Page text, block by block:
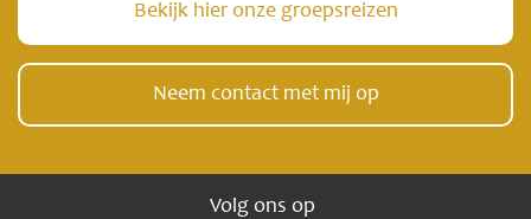
Bekijk hier onze groepsreizen
Neem contact met mij op
Volg ons op